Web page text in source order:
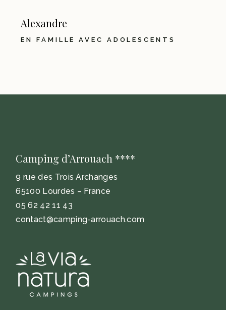
Alexandre
EN FAMILLE AVEC ADOLESCENTS
Camping d’Arrouach ****
9 rue des Trois Archanges
65100 Lourdes – France
05 62 42 11 43
contact@camping-arrouach.com